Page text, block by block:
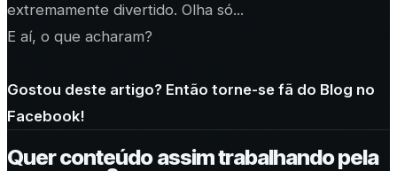
extremamente divertido. Olha só...
E aí, o que acharam?
Gostou deste artigo? Então torne-se fã do Blog no
Facebook!
Quer conteúdo assim trabalhando pela